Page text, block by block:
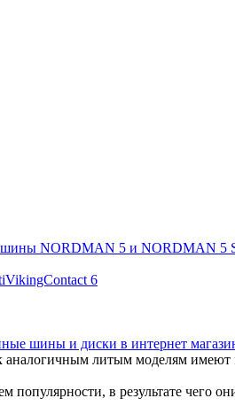
NORDMAN 5 и NORDMAN 5
6
шины и диски в интернет
аналогичным литым моделям
в результате чего